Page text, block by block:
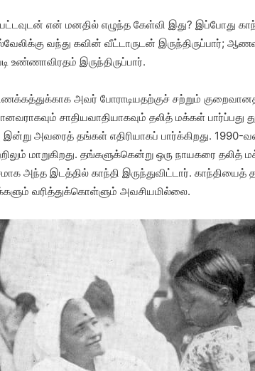
என் மனதில் எழுந்த கேள்வி இது? இப்போது
வந்து கவின் வீட்டாருடன் இருந்திருப்பார்;
உண்ணாவிரதம் இருந்திருப்பார்.
அவர் போராடியதற்குச் சற்றும்
சாதியவாதியாகவும் தலித் மக்கள் பார்ப்பது
அவரைத் தங்கள் எதிரியாகப் பார்க்கிறது.
மாறுகிறது. தங்களுக்கென்று ஒரு நாயகரை
அந்த இடத்தில் காந்தி இருந்துவிட்டார். காந்தியைத்
வரித்துக்கொள்ளும் அவசியமில்லை.